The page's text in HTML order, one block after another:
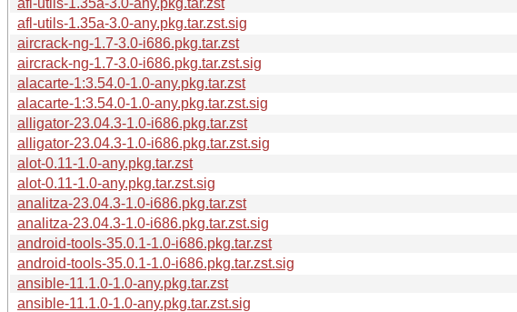
afl-utils-1.35a-3.0-any.pkg.tar.zst.sig
aircrack-ng-1.7-3.0-i686.pkg.tar.zst
aircrack-ng-1.7-3.0-i686.pkg.tar.zst.sig
alacarte-1:3.54.0-1.0-any.pkg.tar.zst
alacarte-1:3.54.0-1.0-any.pkg.tar.zst.sig
alligator-23.04.3-1.0-i686.pkg.tar.zst
alligator-23.04.3-1.0-i686.pkg.tar.zst.sig
alot-0.11-1.0-any.pkg.tar.zst
alot-0.11-1.0-any.pkg.tar.zst.sig
analitza-23.04.3-1.0-i686.pkg.tar.zst
analitza-23.04.3-1.0-i686.pkg.tar.zst.sig
android-tools-35.0.1-1.0-i686.pkg.tar.zst
android-tools-35.0.1-1.0-i686.pkg.tar.zst.sig
ansible-11.1.0-1.0-any.pkg.tar.zst
ansible-11.1.0-1.0-any.pkg.tar.zst.sig